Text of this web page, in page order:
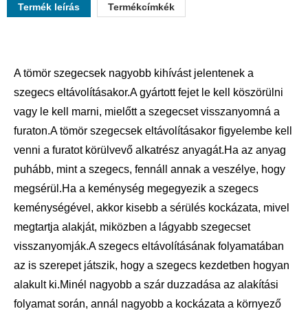
Termék leírás Termékcímkék
A tömör szegecsek nagyobb kihívást jelentenek a
szegecs eltávolításakor.A gyártott fejet le kell köszörülni
vagy le kell marni, mielőtt a szegecset visszanyomná a
furaton.A tömör szegecsek eltávolításakor figyelembe kell
venni a furatot körülvevő alkatrész anyagát.Ha az anyag
puhább, mint a szegecs, fennáll annak a veszélye, hogy
megsérül.Ha a keménység megegyezik a szegecs
keménységével, akkor kisebb a sérülés kockázata, mivel
megtartja alakját, miközben a lágyabb szegecset
visszanyomják.A szegecs eltávolításának folyamatában
az is szerepet játszik, hogy a szegecs kezdetben hogyan
alakult ki.Minél nagyobb a szár duzzadása az alakítási
folyamat során, annál nagyobb a kockázata a környező